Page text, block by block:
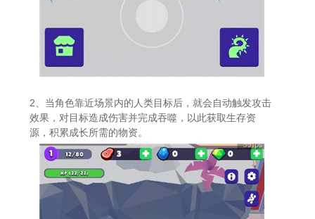
2、当角色靠近场景内的人类目标后，就会自动触发攻击
效果，对目标造成伤害并完成吞噬，以此获取生存资
源，积累成长所需的物资。